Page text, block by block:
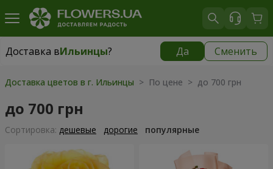
Доставка вИльинцы? Да Сменить
Доставка вИльинцы|
Доставка цветов в г. Ильинцы > По цене > до 700 грн
до 700 грн
Cортировка: дешевые дорогие популярные